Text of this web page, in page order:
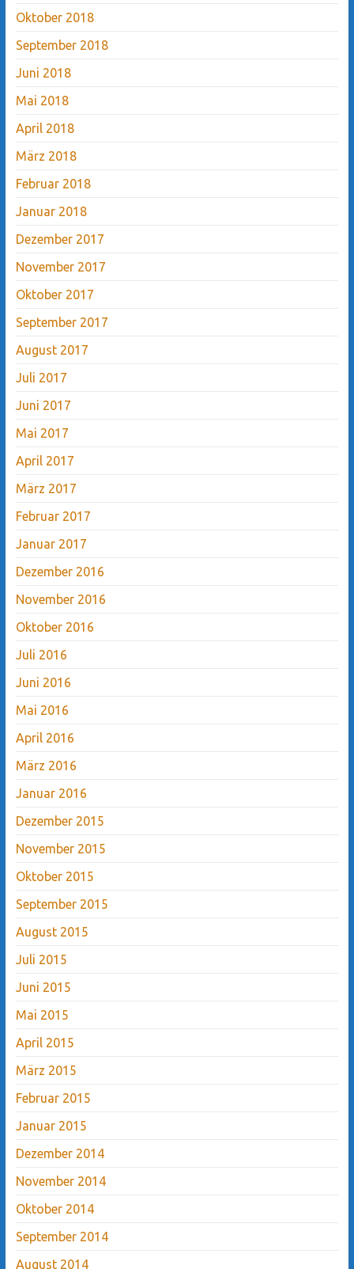
Oktober 2018
September 2018
Juni 2018
Mai 2018
April 2018
März 2018
Februar 2018
Januar 2018
Dezember 2017
November 2017
Oktober 2017
September 2017
August 2017
Juli 2017
Juni 2017
Mai 2017
April 2017
März 2017
Februar 2017
Januar 2017
Dezember 2016
November 2016
Oktober 2016
Juli 2016
Juni 2016
Mai 2016
April 2016
März 2016
Januar 2016
Dezember 2015
November 2015
Oktober 2015
September 2015
August 2015
Juli 2015
Juni 2015
Mai 2015
April 2015
März 2015
Februar 2015
Januar 2015
Dezember 2014
November 2014
Oktober 2014
September 2014
August 2014